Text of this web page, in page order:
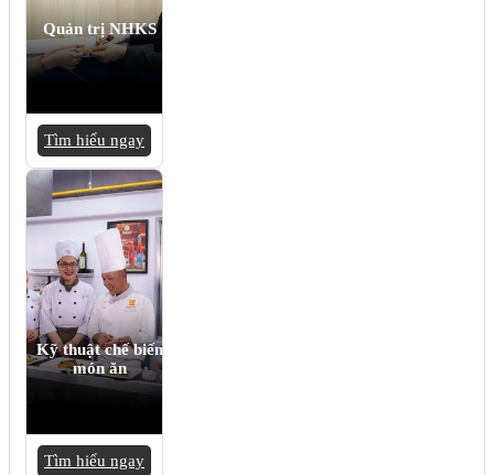
Quản trị NHKS
Tìm hiểu ngay
Kỹ thuật chế biến
món ăn
Tìm hiểu ngay